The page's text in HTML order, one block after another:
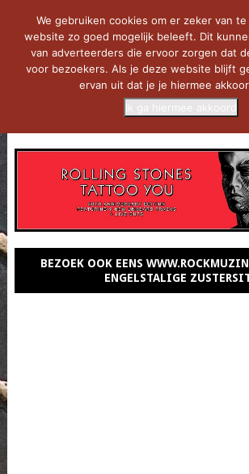
BEZOEK OOK EENS
ENGELSTALIGE
We gebruiken cookies om er zeker van
website zo goed mogelijk beleeft. Dit
van adverteerders die ervoor zorgen dat
voor bezoekers. Als je deze website blijft
ervan uit dat je je hiermee
Ik ga hiermee akkoord